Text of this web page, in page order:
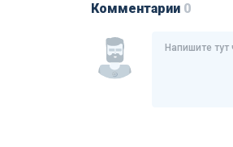
Комментарии 0